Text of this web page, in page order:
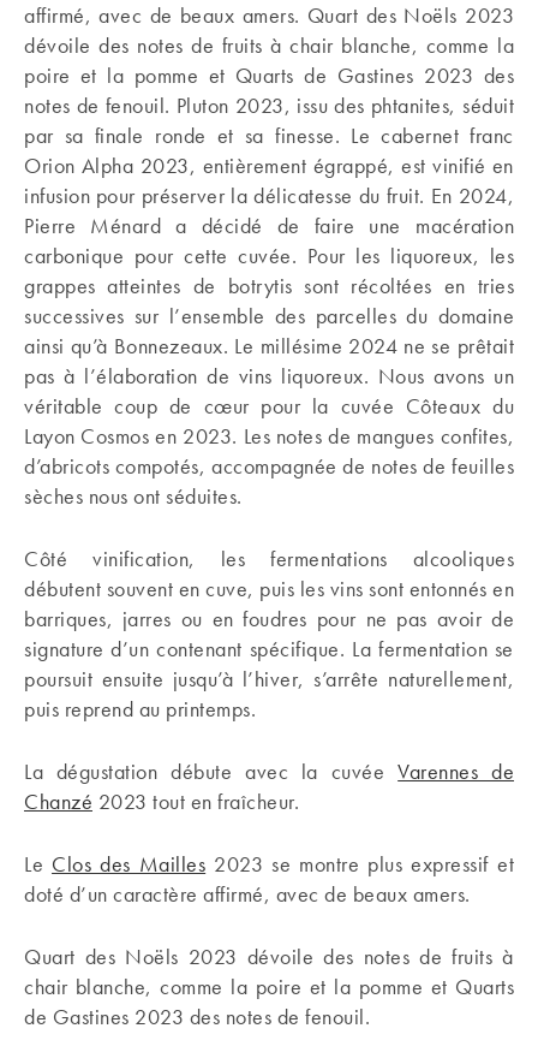
affirmé, avec de beaux amers. Quart des Noëls 2023
dévoile des notes de fruits à chair blanche, comme la
poire et la pomme et Quarts de Gastines 2023 des
notes de fenouil. Pluton 2023, issu des phtanites, séduit
par sa finale ronde et sa finesse. Le cabernet franc
Orion Alpha 2023, entièrement égrappé, est vinifié en
infusion pour préserver la délicatesse du fruit. En 2024,
Pierre Ménard a décidé de faire une macération
carbonique pour cette cuvée. Pour les liquoreux, les
grappes atteintes de botrytis sont récoltées en tries
successives sur l’ensemble des parcelles du domaine
ainsi qu’à Bonnezeaux. Le millésime 2024 ne se prêtait
pas à l’élaboration de vins liquoreux. Nous avons un
véritable coup de cœur pour la cuvée Côteaux du
Layon Cosmos en 2023. Les notes de mangues confites,
d’abricots compotés, accompagnée de notes de feuilles
sèches nous ont séduites.
Côté vinification, les fermentations alcooliques
débutent souvent en cuve, puis les vins sont entonnés en
barriques, jarres ou en foudres pour ne pas avoir de
signature d’un contenant spécifique. La fermentation se
poursuit ensuite jusqu’à l’hiver, s’arrête naturellement,
puis reprend au printemps.
La dégustation débute avec la cuvéeVarennes de
Chanzé 2023 tout en fraîcheur.
Le Clos des Mailles 2023 se montre plus expressif et
doté d’un caractère affirmé, avec de beaux amers.
Quart des Noëls 2023 dévoile des notes de fruits à
chair blanche, comme la poire et la pomme et Quarts
de Gastines 2023 des notes de fenouil.